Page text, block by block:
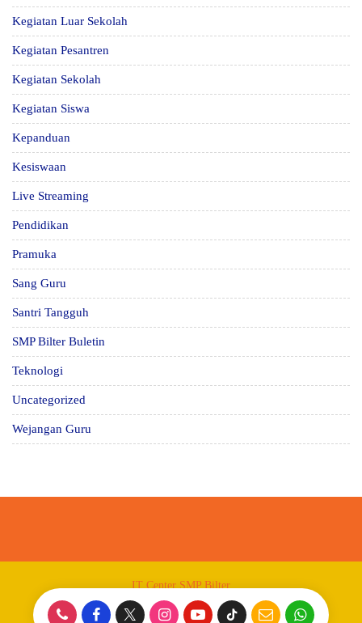
Kegiatan Luar Sekolah
Kegiatan Pesantren
Kegiatan Sekolah
Kegiatan Siswa
Kepanduan
Kesiswaan
Live Streaming
Pendidikan
Pramuka
Sang Guru
Santri Tangguh
SMP Bilter Buletin
Teknologi
Uncategorized
Wejangan Guru
IT Center SMP Bilter